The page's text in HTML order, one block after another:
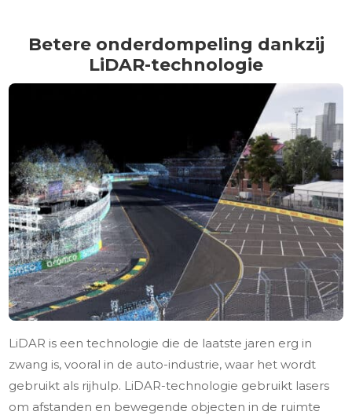
Betere onderdompeling dankzij
LiDAR-technologie
LiDAR is een technologie die de laatste jaren erg in
zwang is, vooral in de auto-industrie, waar het wordt
gebruikt als rijhulp. LiDAR-technologie gebruikt lasers
om afstanden en bewegende objecten in de ruimte